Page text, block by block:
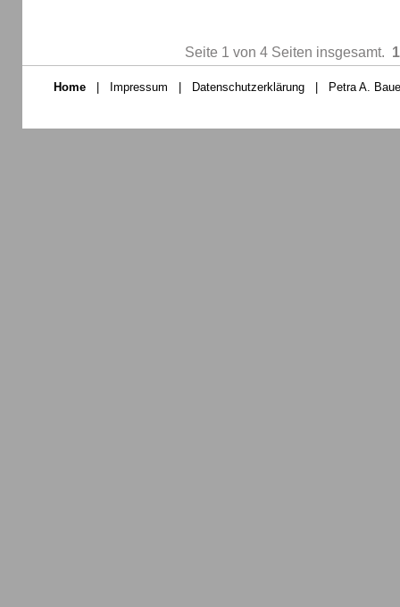
Seite 1 von 4 Seiten insgesamt. 1
Home | Impressum | Datenschutzerklärung | Petra A.